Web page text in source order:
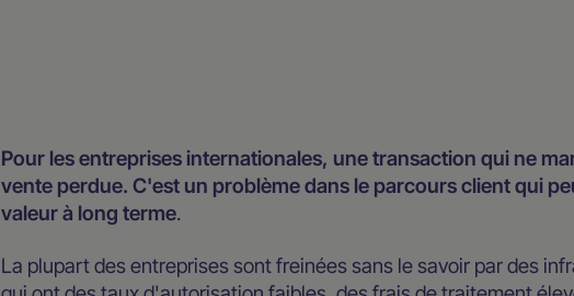
Pour les entreprises internationales, une transaction qui ne
vente perdue. C'est un problème dans le parcours client qui
valeur à long terme.
La plupart des entreprises sont freinées sans le savoir par des